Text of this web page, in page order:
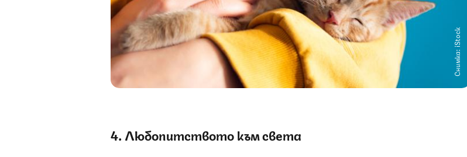
Снимка: iStock
4. Любопитството към света